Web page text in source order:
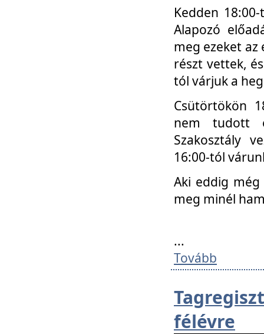
Kedden
Alapozó
meg ezeket
részt vettek,
tól várjuk a
Csütörtökön
nem tudott
Szakosztály
16:00-tól
Aki eddig
meg minél
...
Tovább
félévre